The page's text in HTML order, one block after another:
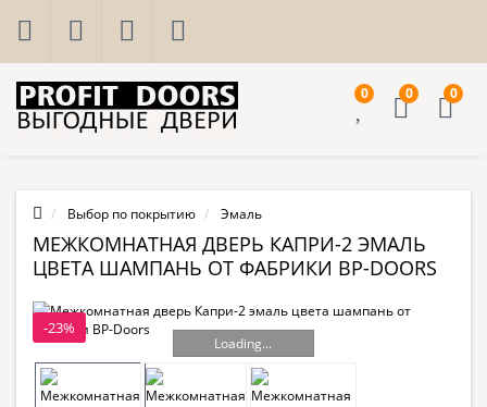
0 0 0
Выбор по покрытию Эмаль
МЕЖКОМНАТНАЯ ДВЕРЬ КАПРИ-2 ЭМАЛЬ
ЦВЕТА ШАМПАНЬ ОТ ФАБРИКИ BP-DOORS
-23%
Loading...